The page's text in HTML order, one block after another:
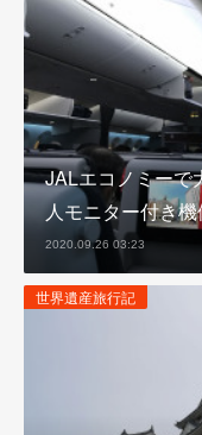
JALエコノミーで
人モニター付き
2020.09.26 03:23
世界遺産旅行記